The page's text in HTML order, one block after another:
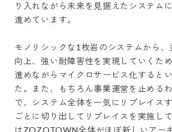
り入れながら未来を見据えたシステム
進めています。
モノリシックな1枚岩のシステムから
向上、強い耐障害性を実現していくた
進めながらマイクロサービス化すると
た。また、もちろん事業運営を止める
で、システム全体を一気にリプレイス
ごとに切り出してリプレイスを実施し
はZOZOTOWN全体がほぼ新しいアー